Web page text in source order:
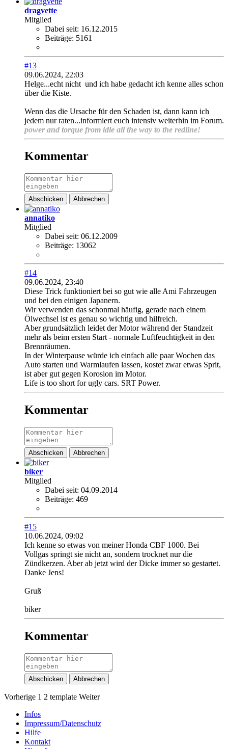
dragvette
Mitglied
Dabei seit: 16.12.2015
Beiträge: 5161
#13
09.06.2024, 22:03
Helge...echt nicht und ich habe gedacht ich kenne alles schon
über die Kiste.
Wenn das die Ursache für den Schaden ist, dann kann ich
jedem nur raten...informiert euch intensiv weiterhin im Forum.
power and torque from idle all the way to the redline!
Kommentar
Abschicken Abbrechen
annatiko
Mitglied
Dabei seit: 06.12.2009
Beiträge: 13062
#14
09.06.2024, 23:40
Diese Trick funktioniert bei so gut wie alle Ami Fahrzeugen
und bei den einigen Japanern.
Wir verwenden das schonmal häufig, gerade nach einem
Ölwechsel ist es genau so wichtig und hilfreich.
Aber grundsätzlich leidet der Motor während der Standzeit
mehr als beim ersten Start - normale Luftfeuchtigkeit in den
Brennräumen.
In der Winterpause würde ich einfach alle paar Wochen das
Auto starten und Warmlaufen lassen, kostet zwar etwas Sprit,
ist aber gut gegen Korosion im Motor.
Life is too short for ugly cars. SRT Power.
Kommentar
Abschicken Abbrechen
biker
Mitglied
Dabei seit: 04.09.2014
Beiträge: 469
#15
10.06.2024, 09:02
Ich kenne so etwas von meiner Honda CBF 1000. Bei
Vollgas springt sie nicht an, sondern trocknet nur die
Zündkerzen. Aber ab jetzt wird der Dicke immer so gestartet.
Danke Jens!
Gruß
biker
Kommentar
Abschicken Abbrechen
Vorherige 1 2 template Weiter
Infos
Impressum/Datenschutz
Hilfe
Kontakt